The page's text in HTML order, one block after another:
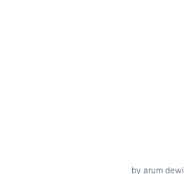
by arum dewi